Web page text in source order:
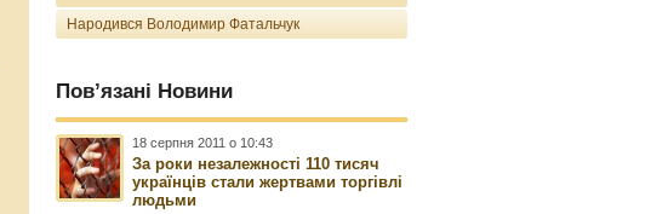
Народився Володимир Фатальчук
Пов’язані Новини
18 серпня 2011 о 10:43
За роки незалежності 110 тисяч
українців стали жертвами торгівлі
людьми